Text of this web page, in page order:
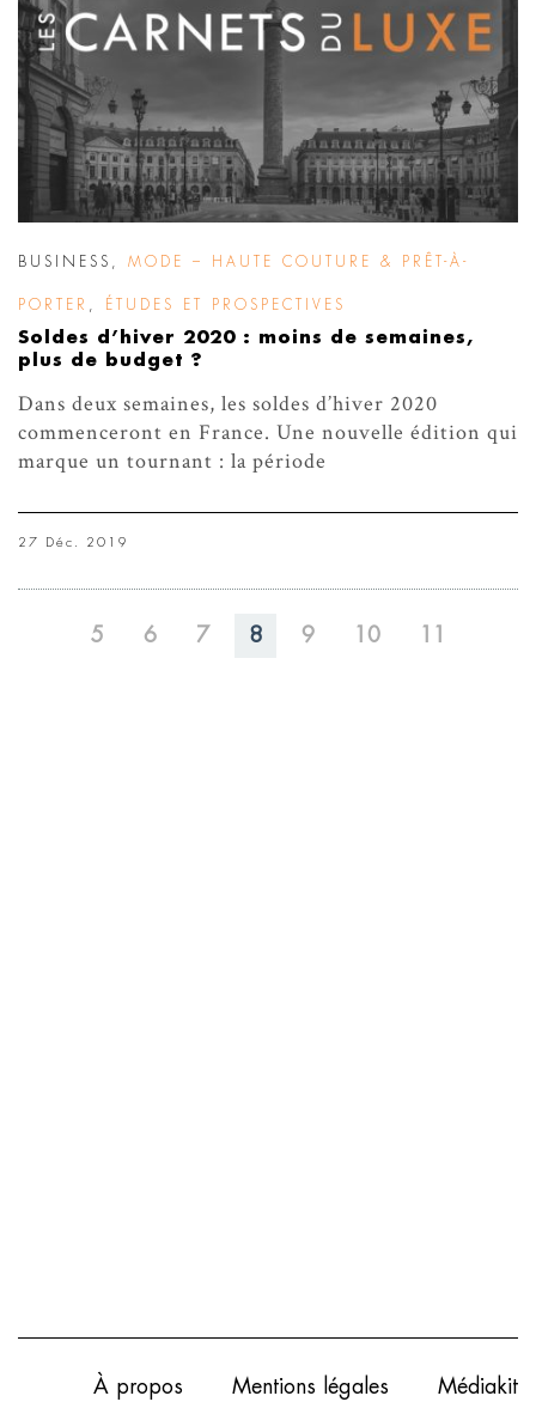
BUSINESS MODE – HAUTE COUTURE & PRÊT-À-
PORTER ÉTUDES ET PROSPECTIVES
Soldes d’hiver 2020 : moins de semaines,
plus de budget ?
Dans deux semaines, les soldes d’hiver 2020
commenceront en France. Une nouvelle édition qui
marque un tournant : la période
27 Déc. 2019
5 6 7 8 9 10 11
À propos Mentions légales Médiakit